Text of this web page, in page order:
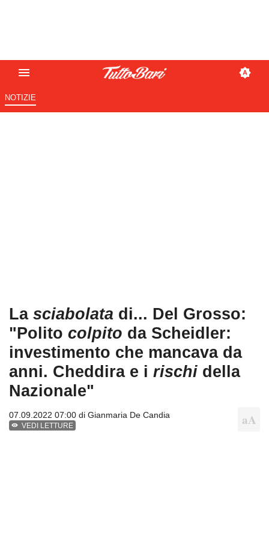
NOTIZIE
La sciabolata di... Del Grosso:
"Polito colpito da Scheidler:
investimento che mancava da
anni. Cheddira e i rischi della
Nazionale"
07.09.2022 07:00 di Gianmaria De Candia
VEDI LETTURE